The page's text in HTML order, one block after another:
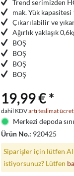
Trend serimizden
mak. Yük kapasitesi
Çıkarılabilir ve
Ağırlık yaklaşık
BOŞ
BOŞ
BOŞ
BOŞ
19,99 € *
dahil KDVartı teslimat
Merkezi depoda
Ürün No.: 920425
Siparişler için lütfen
istiyorsunuz? Lütfen